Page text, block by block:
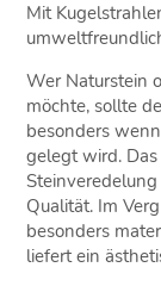
Mit
Wer Naturstein
möchte, sollte
besonders
gelegt wird.
Qualität. Im
besonders
liefert ein